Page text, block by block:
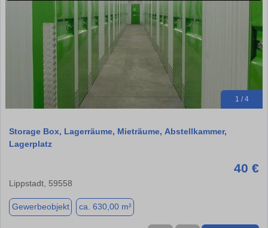
1 / 4
Storage Box, Lagerräume, Mieträume, Abstellkammer,
Lagerplatz
40 €
Lippstadt, 59558
Gewerbeobjekt ca. 630,00 m²